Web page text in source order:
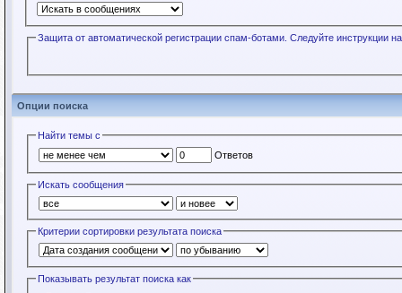
Защита от автоматической регистрации спам-ботами. Следуйте инструкции
Опции поиска
Найти темы с
Ответов
Искать сообщения
Критерии сортировки результата поиска
Показывать результат поиска как